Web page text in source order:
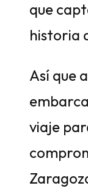
que
historia
Así que
viaje